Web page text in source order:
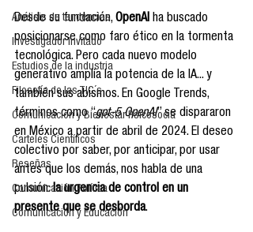
Análisis de tendencias
Investigador Invitado
Estudios de la industria
Filosofía de las TIC´s
Comunicación y Bienestar Psicosocia
Carteles Científicos
Reseñas
Comunicación Política
Comunicación y Educación
Desde su fundación, OpenAI ha buscado
posicionarse como faro ético en la tormenta
tecnológica. Pero cada nuevo modelo
generativo amplía la potencia de la IA... y
también sus abismos. En Google Trends,
términos como “gpt-5 OpenAI” se dispararon
en México a partir de abril de 2024. El deseo
colectivo por saber, por anticipar, por usar
antes que los demás, nos habla de una
pulsión: la urgencia de control en un
presente que se desborda.